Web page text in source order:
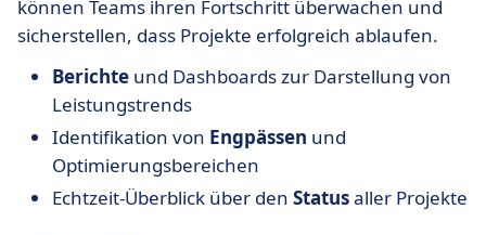
können Teams ihren Fortschritt überwachen und
sicherstellen, dass Projekte erfolgreich ablaufen.
Berichte und Dashboards zur Darstellung von
Leistungstrends
Identifikation von Engpässen und
Optimierungsbereichen
Echtzeit-Überblick über den Statusaller Projekte